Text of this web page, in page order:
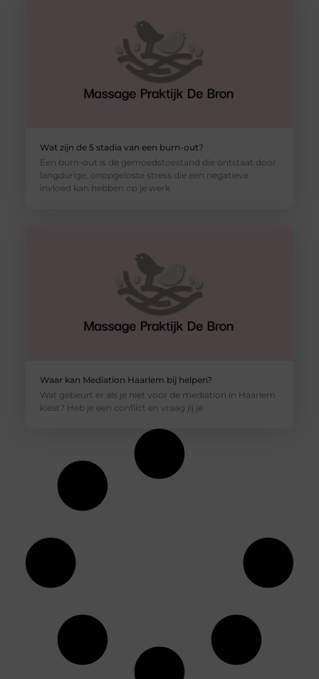
Wat zijn de 5 stadia van een burn-out?
Een burn-out is de gemoedstoestand die ontstaat door
langdurige, onopgeloste stress die een negatieve
invloed kan hebben op je werk
Waar kan Mediation Haarlem bij helpen?
Wat gebeurt er als je niet voor de mediation in Haarlem
kiest? Heb je een conflict en vraag jij je